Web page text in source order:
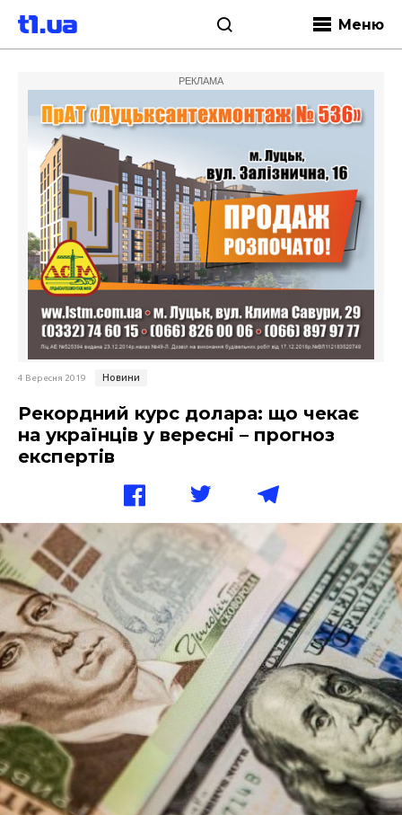
Меню
РЕКЛАМА
4 Вересня 2019 Новини
Рекордний курс долара: що чекає
на українців у вересні – прогноз
експертів